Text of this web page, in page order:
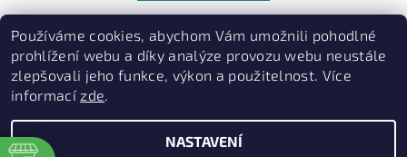
1
15položek celkem
PruvodceNakopce.Cz
Používáme cookies, abychom Vám umožnili pohodlné
prohlížení webu a díky analýze provozu webu neustále
zlepšovali jeho funkce, výkon a použitelnost. Více
informacízde.
NASTAVENÍ